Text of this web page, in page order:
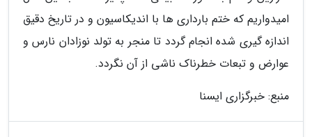
امیدواریم که ختم بارداری ها با اندیکاسیون و در تاریخ دقیق
اندازه گیری شده انجام گردد تا منجر به تولد نوزادان نارس و
عوارض و تبعات خطرناک ناشی از آن نگردد.
منبع: خبرگزاری ایسنا